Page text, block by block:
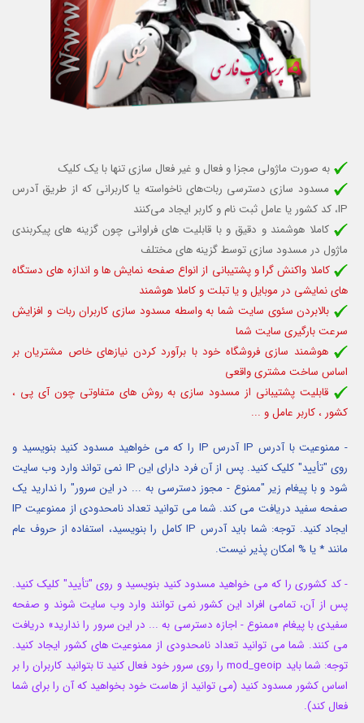
به صورت ماژولی مجزا و فعال و غیر فعال سازی تنها با یک کلیک
مسدود سازی دسترسی ربات‌های ناخواسته یا کاربرانی که از طریق آدرس
IP، کد کشور یا عامل ثبت نام و کاربر ایجاد می‌کنند
کاملا هوشمند و دقیق و با قابلیت های فراوانی چون گزینه های پیکربندی
ماژول در مسدود سازی توسط گزینه های مختلف
کاملا واکنش گرا و پشتیبانی از انواع صفحه نمایش ها و اندازه های دستگاه
های نمایشی در موبایل و یا تبلت و کاملا هوشمند
بالابردن سئوی سایت شما به واسطه مسدود سازی کاربران ربات و افزایش
سرعت بارگیری سایت شما
هوشمند سازی فروشگاه خود با برآورد کردن نیازهای خاص مشتریان بر
اساس ساخت مشتری واقعی
قابلیت پشتیبانی از مسدود سازی به روش های متفاوتی چون آی پی ،
کشور ، کاربر عامل و ...
- ممنوعیت با آدرس IP
آدرس IP را که می خواهید مسدود کنید بنویسید و
روی "تأیید" کلیک کنید.
پس از آن فرد دارای این IP نمی تواند وارد وب سایت
شود و با پیغام زیر "ممنوع - مجوز دسترسی به ... در این سرور" را ندارید یک
صفحه سفید دریافت می کند.
شما می توانید تعداد نامحدودی از ممنوعیت IP
ایجاد کنید.
توجه: شما باید آدرس IP کامل را بنویسید، استفاده از حروف عام
مانند * یا % امکان پذیر نیست.
- کد کشوری را که می خواهید مسدود کنید بنویسید و روی "تأیید" کلیک کنید.
پس از آن، تمامی افراد این کشور نمی توانند وارد وب سایت شوند و صفحه
سفیدی با پیغام «ممنوع - اجازه دسترسی به ... در این سرور را ندارید» دریافت
می کنند. شما می توانید تعداد نامحدودی از ممنوعیت های کشور ایجاد کنید.
توجه: شما باید mod_geoip را روی سرور خود فعال کنید تا بتوانید کاربران را بر
اساس کشور مسدود کنید (می توانید از هاست خود بخواهید که آن را برای شما
فعال کند).